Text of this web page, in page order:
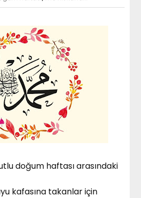
doğum haftası arasındaki
kafasına takanlar için